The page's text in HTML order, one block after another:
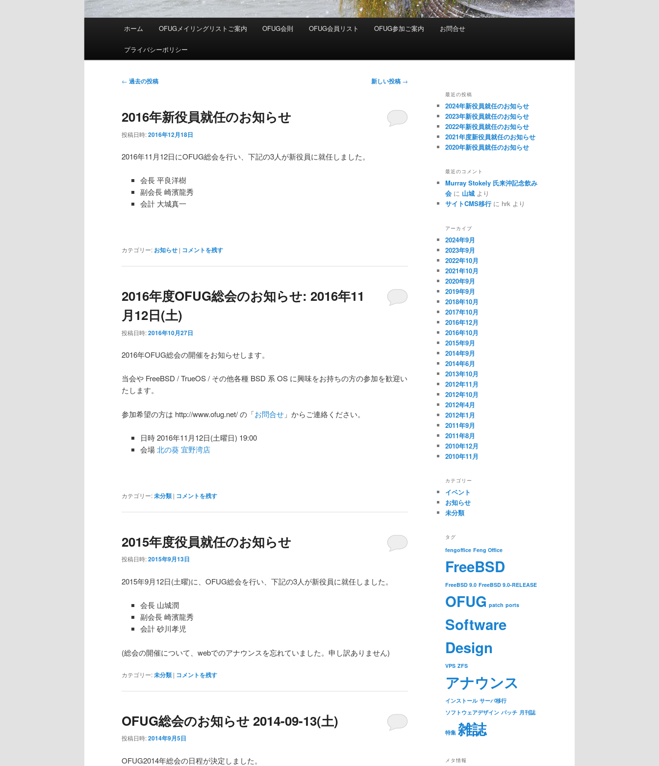
メ
ホーム OFUGメイリングリストご案内 OFUG会則 OFUG会員リスト OFUG参加ご案内 お問合せ
プライバシーポリシー
投
ビ
ー
ョ
← 過去の投稿 新しい投稿 →
2016年新役員就任のお知らせ
投稿日時:2016年12月18日
2016年11月12日にOFUG総会を行い、下記の3人が新役員に就任しました。
会長 平良洋樹
副会長 崎濱龍秀
会計 大城真一
カテゴリー: お知らせ | コメントを残す
2016年度OFUG総会のお知らせ: 2016年11
月12日(土)
投稿日時:2016年10月27日
2016年OFUG総会の開催をお知らせします。
当会や FreeBSD / TrueOS / その他各種 BSD 系 OS に興味をお持ちの方の参加を歓迎い
たします。
参加希望の方は http://www.ofug.net/ の「お問合せ 」からご連絡ください。
日時 2016年11月12日(土曜日) 19:00
会場北の葵 宜野湾店
カテゴリー:未分類 | コメントを残す
2015年度役員就任のお知らせ
投稿日時:2015年9月13日
2015年9月12日(土曜)に、OFUG総会を行い、下記の3人が新役員に就任しました。
会長 山城潤
副会長 崎濱龍秀
会計 砂川孝児
(総会の開催について、webでのアナウンスを忘れていました。申し訳ありません)
カテゴリー:未分類 | コメントを残す
OFUG総会のお知らせ 2014-09-13(土)
投稿日時:2014年9月5日
OFUG2014年総会の日程が決定しました。
最近の投稿
2024年新役員就任のお知らせ
2023年新役員就任のお知らせ
2022年新役員就任のお知らせ
2021年度新役員就任のお知らせ
2020年新役員就任のお知らせ
最近のコメント
Murray Stokely 氏来沖記念飲み
会 に 山城 より
サイトCMS移行 に hrk より
アーカイブ
2024年9月
2023年9月
2022年10月
2021年10月
2020年9月
2019年9月
2018年10月
2017年10月
2016年12月
2016年10月
2015年9月
2014年9月
2014年6月
2013年10月
2012年11月
2012年10月
2012年4月
2012年1月
2011年9月
2011年8月
2010年12月
2010年11月
カテゴリー
イベント
お知らせ
未分類
タグ
fengoffice Feng Office
FreeBSD
FreeBSD 9.0 FreeBSD 9.0-RELEASE
OFUG patch ports
Software
Design
VPS ZFS
アナウンス
インストール サーバ移行
ソフトウェアデザイン パッチ 月刊誌
特集 雑誌
メタ情報